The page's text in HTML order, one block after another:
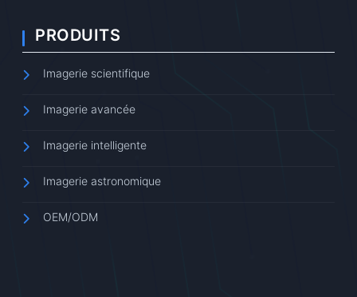
PRODUITS
Imagerie scientifique
Imagerie avancée
Imagerie intelligente
Imagerie astronomique
OEM/ODM